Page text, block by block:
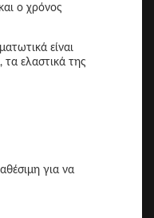
ο χρόνος
είναι
ελαστικά της
για να